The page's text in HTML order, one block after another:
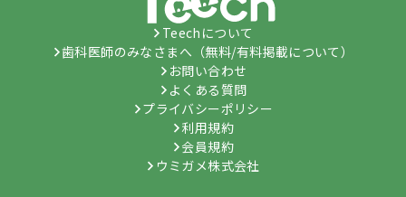
Teechについて
歯科医師のみなさまへ（無料/有料掲載について）
お問い合わせ
よくある質問
プライバシーポリシー
利用規約
会員規約
ウミガメ株式会社